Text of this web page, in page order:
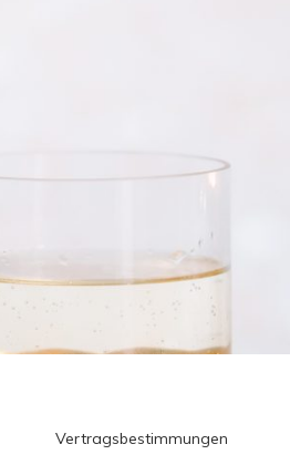
Vertragsbestimmungen